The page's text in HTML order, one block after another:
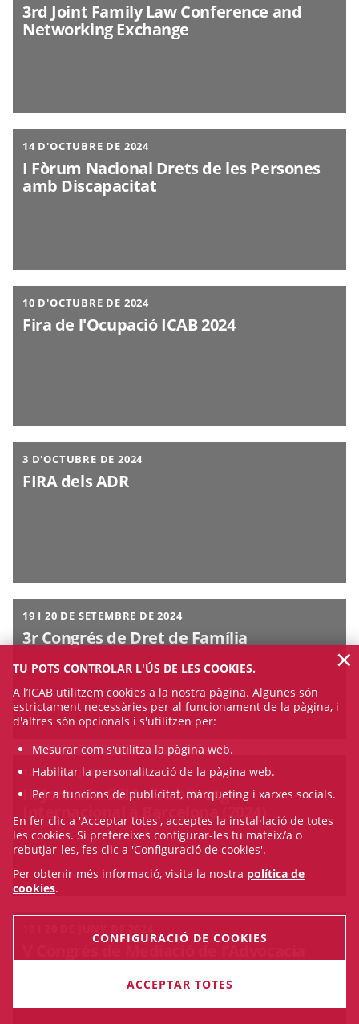
3rd Joint Family Law Conference and
Networking Exchange
14 D'OCTUBRE DE 2024
I Fòrum Nacional Drets de les Persones
amb Discapacitat
10 D'OCTUBRE DE 2024
Fira de l'Ocupació ICAB 2024
3 D'OCTUBRE DE 2024
FIRA dels ADR
19 I 20 DE SETEMBRE DE 2024
3r Congrés de Dret de Família
12 I 13 DE JUNY DE 2024
III Jornada CEIA d'Arbitratge
Internacional a Barcelona (2024)
TU POTS CONTROLAR L'ÚS DE LES COOKIES.
A l’ICAB utilitzem cookies a la nostra pàgina. Algunes són
estrictament necessàries per al funcionament de la pàgina, i
d'altres són opcionals i s'utilitzen per:
Mesurar com s'utilitza la pàgina web.
Habilitar la personalització de la pàgina web.
Per a funcions de publicitat, màrqueting i xarxes socials.
En fer clic a 'Acceptar totes', acceptes la instal·lació de totes
les cookies. Si prefereixes configurar-les tu mateix/a o
rebutjar-les, fes clic a 'Configuració de cookies'.
Per obtenir més informació, visita la nostra política de
cookies.
CONFIGURACIÓ DE COOKIES
ACCEPTAR TOTES
×